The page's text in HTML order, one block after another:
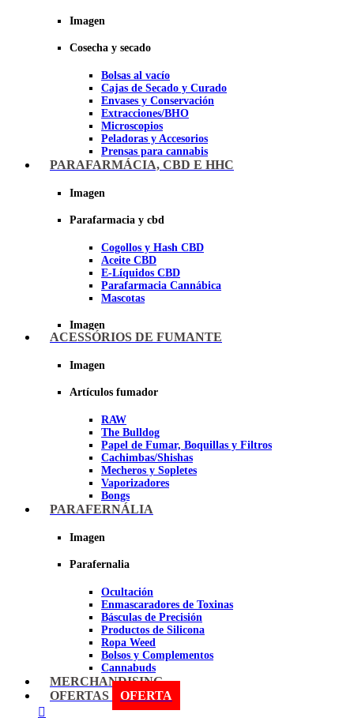
Imagen
Cosecha y secado
Bolsas al vacío
Cajas de Secado y Curado
Envases y Conservación
Extracciones/BHO
Microscopios
Peladoras y Accesorios
Prensas para cannabis
Secadores de cogollos
PARAFARMÁCIA, CBD E HHC
Imagen
Parafarmacia y cbd
Cogollos y Hash CBD
Aceite CBD
E-Líquidos CBD
Parafarmacia Cannábica
Mascotas
Imagen
ACESSÓRIOS DE FUMANTE
Imagen
Artículos fumador
RAW
The Bulldog
Papel de Fumar, Boquillas y Filtros
Cachimbas/Shishas
Mecheros y Sopletes
Vaporizadores
Bongs
Bandejas para liar
Ceniceros para Fumadores
Pipas BHO
Dabbers
Imagen
PARAFERNÁLIA
Imagen
Parafernalia
Ocultación
Enmascaradores de Toxinas
Básculas de Precisión
Productos de Silicona
Ropa Weed
Bolsos y Complementos
Cannabuds
Inciensos
Libros y DVD's
MERCHANDISING
OFERTAS
OFERTA